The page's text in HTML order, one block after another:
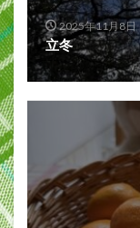
2025年11月8日
立冬